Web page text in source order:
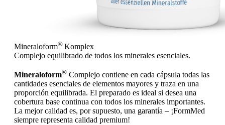
Mineraloform® Komplex
Complejo equilibrado de todos los minerales esenciales.
Mineraloform® Complejo contiene en cada cápsula todas las
cantidades esenciales de elementos mayores y traza en una
proporción equilibrada. El preparado es ideal si desea una
cobertura base continua con todos los minerales importantes.
La mejor calidad es, por supuesto, una garantía – ¡FormMed
siempre representa calidad premium!